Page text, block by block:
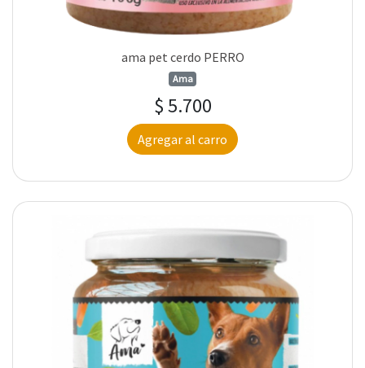
ama pet cerdo PERRO
Ama
$ 5.700
Agregar al carro